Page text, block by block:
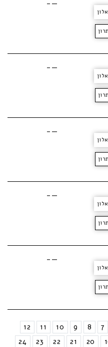
—-
—-
—-
—-
—-
7
8
9
10
11
12
20
21
22
23
24